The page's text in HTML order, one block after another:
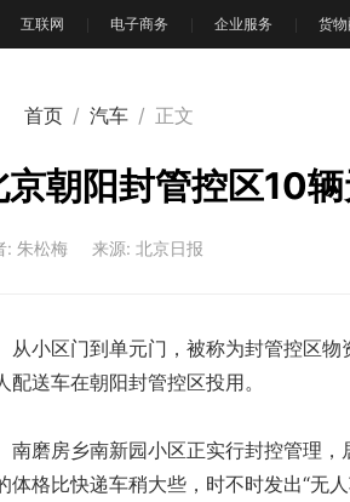
互联网 电子商务 企业服务 货
首页 / 汽车 / 正文
京朝阳封管控区10
: 朱松梅 来源: 北京日报
小区门到单元门，被称为封管控区物
配送车在朝阳封管控区投用。
磨房乡南新园小区正实行封控管理，
体格比快递车稍大些，时不时发出“无